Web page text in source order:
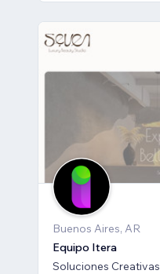
Buenos Aires, AR
Equipo Itera
Soluciones Creativas